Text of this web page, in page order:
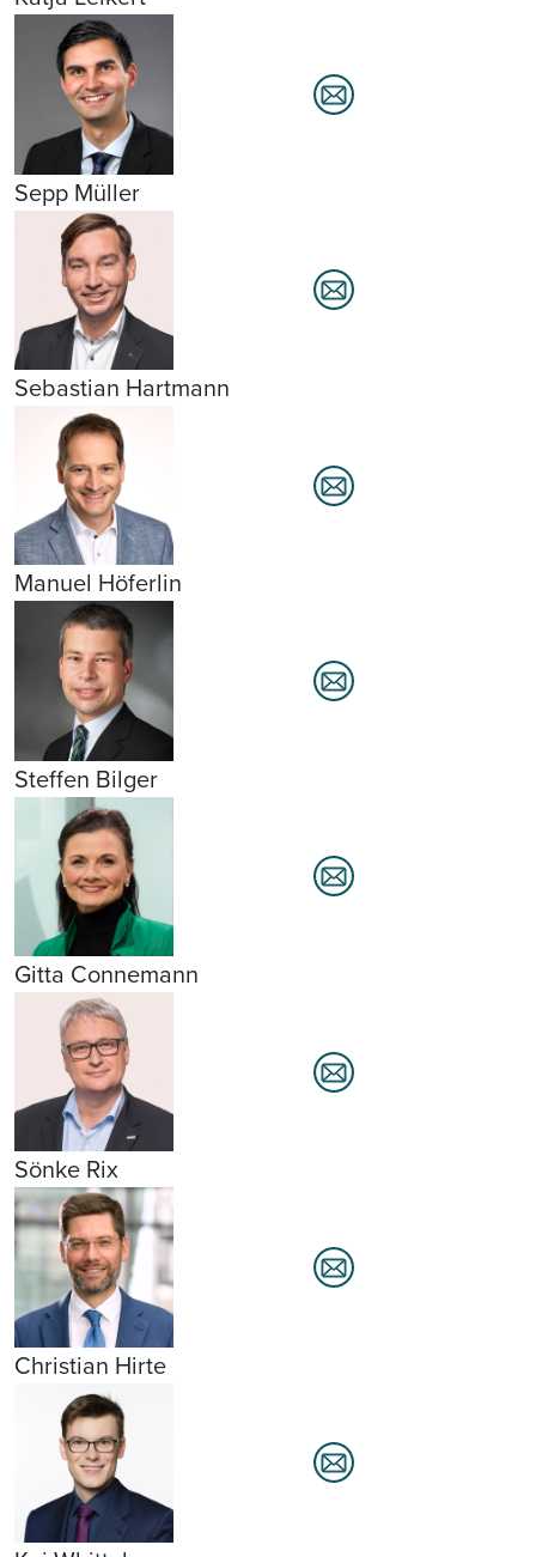
Sepp Müller
Sebastian Hartmann
Manuel Höferlin
Steffen Bilger
Gitta Connemann
Sönke Rix
Christian Hirte